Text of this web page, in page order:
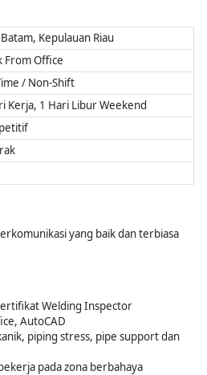
Kepulauan Riau
From Office
/ Non-Shift
Kerja, 1 Hari Libur Weekend
yang baik dan terbiasa
Welding Inspector
AutoCAD
piping stress, pipe support dan
pada zona berbahaya